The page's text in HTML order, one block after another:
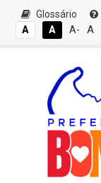
Glossário
A
A A- A